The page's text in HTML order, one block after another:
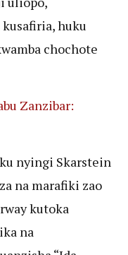
kusafiria, huku
chochote
Zanzibar:
nyingi Skarstein
na marafiki zao
kutoka
na